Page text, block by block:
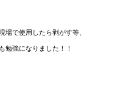
場で使⽤したら剥がす等、
勉強になりました！！